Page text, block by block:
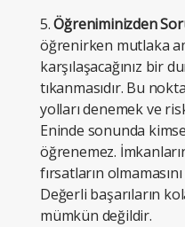
5.Öğreniminizden
öğrenirken mutlaka
karşılaşacağınız bir
tıkanmasıdır. Bu
yolları denemek ve
Eninde sonunda
öğrenemez.
fırsatların
Değerli başarıların
mümkün değildir.